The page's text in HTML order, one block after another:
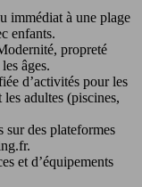
immédiat à une plage
enfants.
propreté
âges.
d’activités pour les
adultes (piscines,
sur des plateformes
et d’équipements